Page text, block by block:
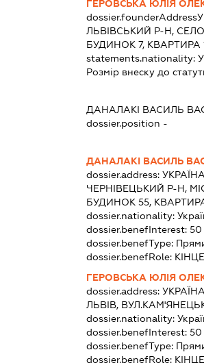
ГЕРОВСЬКА ЮЛІЯ
dossier.founderAddress
ЛЬВІВСЬКИЙ Р-Н,
БУДИНОК 7, КВАРТИРА
statements.nationality:
Розмір внеску до
ДАНАЛАКІ ВАСИЛЬ
dossier.position -
ДАНАЛАКІ ВАСИЛЬ
dossier.address:
ЧЕРНІВЕЦЬКИЙ Р-Н,
БУДИНОК 55,
dossier.nationality:
dossier.benefInterest:50
dossier.benefType:
dossier.benefRole:
ГЕРОВСЬКА ЮЛІЯ
dossier.address:
ЛЬВІВ,
dossier.nationality:
dossier.benefInterest:50
dossier.benefType:
dossier.benefRole: